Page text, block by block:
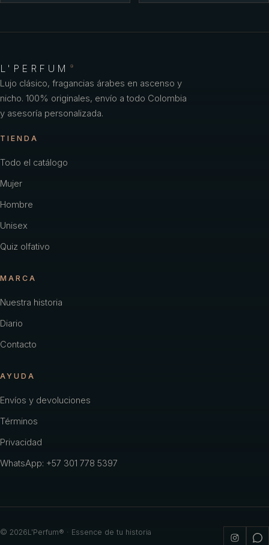
L'PERFUM ®
Lujo clásico, fragancias árabes en ascenso y
nicho. 100% originales, envío a todo Colombia
y asesoría personalizada.
TIENDA
Todo el catálogo
Mujer
Hombre
Unisex
Quiz olfativo
MARCA
Nuestra historia
Diario
Contacto
AYUDA
Envíos y devoluciones
Términos
Privacidad
WhatsApp: +57 301 778 5397
© 2026L'Perfum® · Essence de tu historia